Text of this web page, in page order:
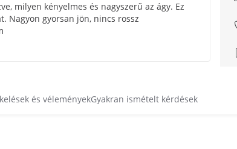
milyen kényelmes és nagyszerű az ágy. Ez
Nagyon gyorsan jön, nincs rossz
és véleményekGyakran ismételt kérdések